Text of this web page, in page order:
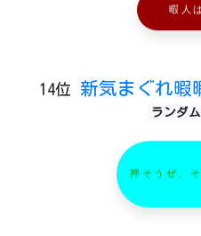
暇人
14位 新気まぐれ暇
ランダム
押そうぜ、